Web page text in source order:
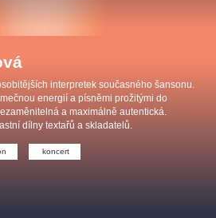
Sport
Ostatní
interpretek současného šansonu.
energií a písněmi prožitými do
a maximálně autentická.
dílny textařů a skladatelů.
koncert
Panther Agency,